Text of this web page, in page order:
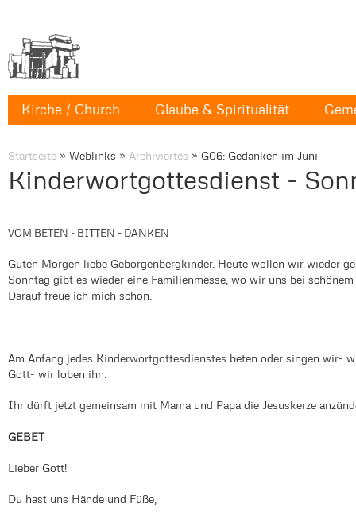
Kirche / Church Glaube & Spiritualität
Startseite » Weblinks » Archiviertes » G06: Gedanken im Juni
Kinderwortgottesdienst -
VOM BETEN - BITTEN - DANKEN
Guten Morgen liebe Geborgenbergkinder. Heute wollen wir wieder
Sonntag gibt es wieder eine Familienmesse, wo wir uns bei
Darauf freue ich mich schon.
Am Anfang jedes Kinderwortgottesdienstes beten oder singen wir-
Gott- wir loben ihn.
Ihr dürft jetzt gemeinsam mit Mama und Papa die Jesuskerze
GEBET
Lieber Gott!
Du hast uns Hände und Füße,